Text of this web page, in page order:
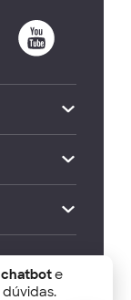
chatbote